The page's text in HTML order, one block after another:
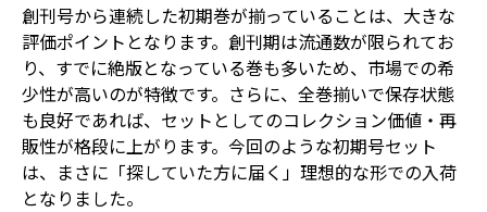
創刊号から連続した初期巻が揃っていることは、大きな
評価ポイントとなります。創刊期は流通数が限られてお
り、すでに絶版となっている巻も多いため、市場での希
少性が高いのが特徴です。さらに、全巻揃いで保存状態
も良好であれば、セットとしてのコレクション価値・再
販性が格段に上がります。今回のような初期号セット
は、まさに「探していた方に届く」理想的な形での入荷
となりました。